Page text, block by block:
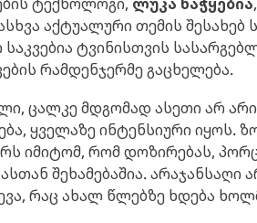
აქტუალური თემის შესახებ
ტვინისთვის
რამდენჯერმე გაცხელება.
ცალკე მდგომად ასეთი არ
ყველაზე ინტენსიური იყოს.
იმიტომ, რომ დოზირებას,
შეხამებაშია. არაჯანსაღი
რაც ახალ წლებზე ხდება